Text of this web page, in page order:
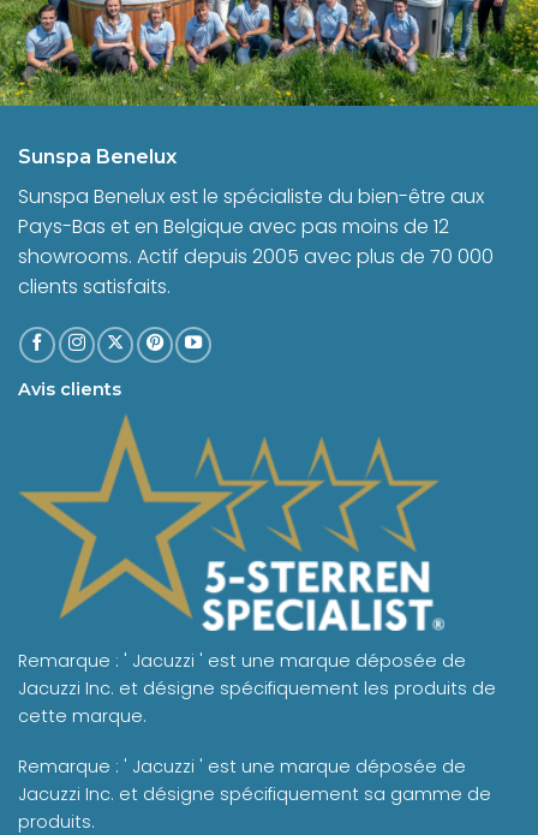
Sunspa Benelux
Sunspa Benelux est le spécialiste du bien-être aux
Pays-Bas et en Belgique avec pas moins de 12
showrooms. Actif depuis 2005 avec plus de 70 000
clients satisfaits.
Avis clients
Remarque : ' Jacuzzi ' est une marque déposée de
Jacuzzi Inc. et désigne spécifiquement les produits de
cette marque.
Remarque : ' Jacuzzi ' est une marque déposée de
Jacuzzi Inc. et désigne spécifiquement sa gamme de
produits.